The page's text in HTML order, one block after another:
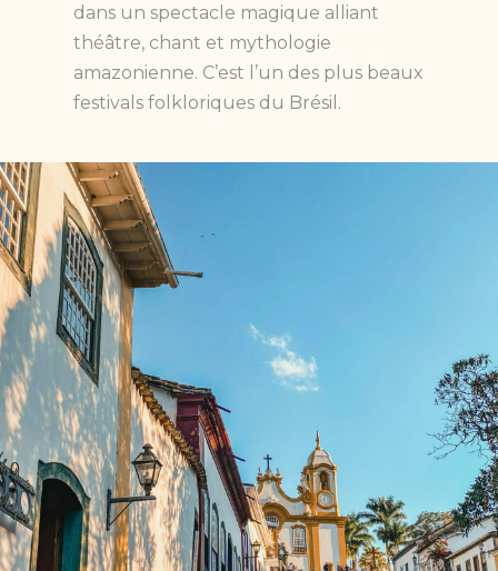
dans un spectacle magique alliant
théâtre, chant et mythologie
amazonienne. C’est l’un des plus beaux
festivals folkloriques du Brésil.